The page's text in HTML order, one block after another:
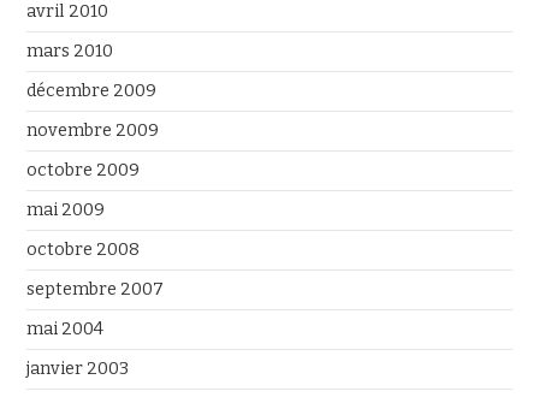
avril 2010
mars 2010
décembre 2009
novembre 2009
octobre 2009
mai 2009
octobre 2008
septembre 2007
mai 2004
janvier 2003